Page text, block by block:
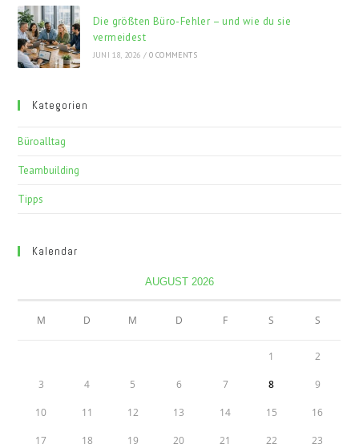
Die größten Büro-Fehler – und wie du sie
vermeidest
JUNI 18, 2026 / 0 COMMENTS
Kategorien
Büroalltag
Teambuilding
Tipps
Kalendar
AUGUST 2026
M D M D F S S
1 2
3 4 5 6 7 8 9
10 11 12 13 14 15 16
17 18 19 20 21 22 23